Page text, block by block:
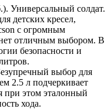
Универсальный солдат.
детских кресел,
с огромным
отличным выбором. В
безопасности и
выбор для
2.5 л подчеркивает
при этом эталонный
хода.